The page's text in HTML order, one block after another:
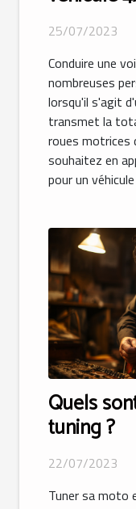
25/07/2023
Conduire une
nombreuses
lorsqu'il s'agit
transmet la
roues motrices
souhaitez en
pour un
Quels
tuning ?
22/07/2023
Tuner sa moto